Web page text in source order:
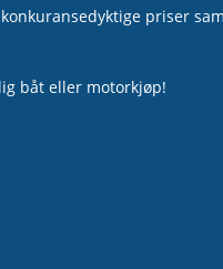
priser
båt eller motorkjøp!